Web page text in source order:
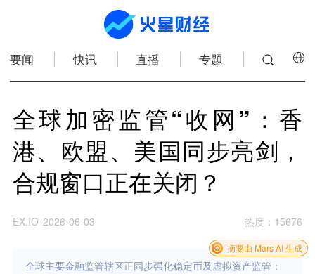
要闻 快讯 直播 专题
全球加密监管“收网”：香
港、欧盟、美国同步亮剑，
合规窗口正在关闭？
EX.IO 2026-06-03 热度 ： 15676
全球主要金融监管辖区正同步强化稳定币及虚拟资产监管：
摘要由 Mars AI 生成